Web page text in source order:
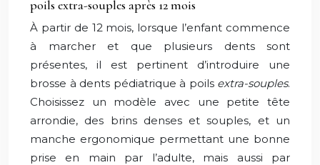
poils extra-souples après 12 mois
À partir de 12 mois, lorsque l’enfant commence
à marcher et que plusieurs dents sont
présentes, il est pertinent d’introduire une
brosse à dents pédiatrique à poils extra-souples.
Choisissez un modèle avec une petite tête
arrondie, des brins denses et souples, et un
manche ergonomique permettant une bonne
prise en main par l’adulte, mais aussi par